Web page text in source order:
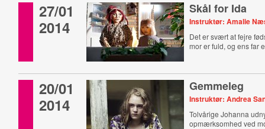
27/01
2014
Skål for Ida
Instruktør: Amalie
Det er svært at fejre
mor er fuld, og ens far
20/01
2014
Gemmeleg
Instruktør: Andrea
Tolvårige Johanna
opmærksomhed ved